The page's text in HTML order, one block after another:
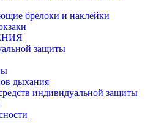
брелоки и наклейки
защиты
дыхания
индивидуальной защиты